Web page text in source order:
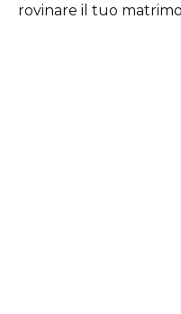
rovinare il tuo